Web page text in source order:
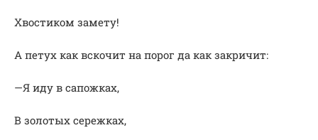
Хвостиком замету!
А петух как вскочит на порог да как закричит:
—Я иду в сапожках,
В золотых сережках,